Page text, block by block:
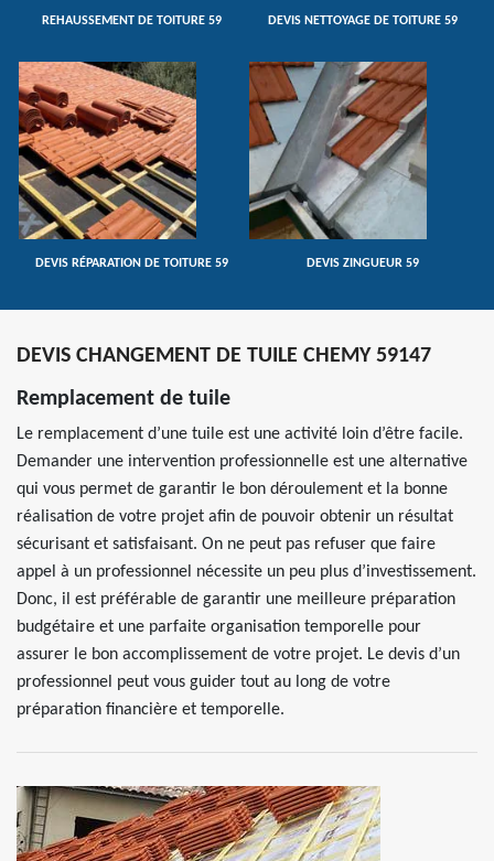
REHAUSSEMENT DE TOITURE 59 DEVIS NETTOYAGE DE TOITURE 59
DEVIS RÉPARATION DE TOITURE 59 DEVIS ZINGUEUR 59
DEVIS CHANGEMENT DE TUILE CHEMY 59147
Remplacement de tuile
Le remplacement d’une tuile est une activité loin d’être facile.
Demander une intervention professionnelle est une alternative
qui vous permet de garantir le bon déroulement et la bonne
réalisation de votre projet afin de pouvoir obtenir un résultat
sécurisant et satisfaisant. On ne peut pas refuser que faire
appel à un professionnel nécessite un peu plus d’investissement.
Donc, il est préférable de garantir une meilleure préparation
budgétaire et une parfaite organisation temporelle pour
assurer le bon accomplissement de votre projet. Le devis d’un
professionnel peut vous guider tout au long de votre
préparation financière et temporelle.